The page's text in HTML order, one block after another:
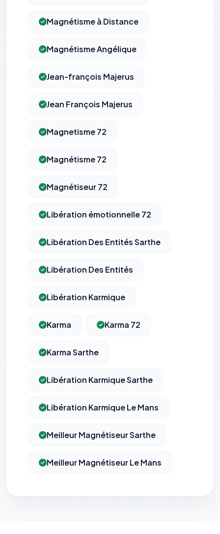
Magnétisme à Distance
Magnétisme Angélique
Jean-françois Majerus
Jean François Majerus
Magnetisme 72
Magnétisme 72
Magnétiseur 72
Libération émotionnelle 72
Libération Des Entités Sarthe
Libération Des Entités
Libération Karmique
Karma Karma 72
Karma Sarthe
Libération Karmique Sarthe
Libération Karmique Le Mans
Meilleur Magnétiseur Sarthe
Meilleur Magnétiseur Le Mans
⚙️